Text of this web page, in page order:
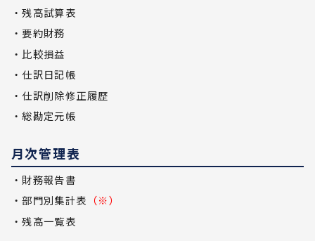
・残高試算表
・要約財務
・比較損益
・仕訳日記帳
・仕訳削除修正履歴
・総勘定元帳
月次管理表
・財務報告書
・部門別集計表 （※）
・残高一覧表